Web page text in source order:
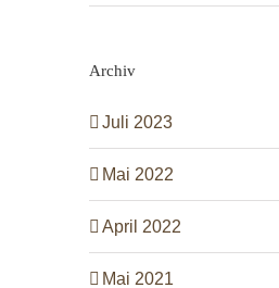
Archiv
Juli 2023
Mai 2022
April 2022
Mai 2021